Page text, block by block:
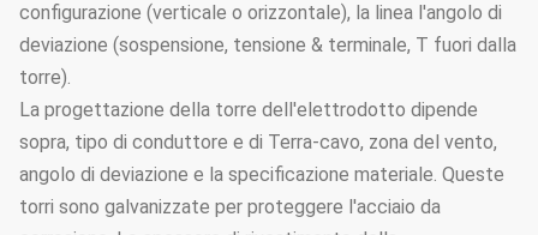
configurazione (verticale o orizzontale), la linea l'angolo di
deviazione (sospensione, tensione & terminale, T fuori dalla
torre).
La progettazione della torre dell'elettrodotto dipende
sopra, tipo di conduttore e di Terra-cavo, zona del vento,
angolo di deviazione e la specificazione materiale. Queste
torri sono galvanizzate per proteggere l'acciaio da